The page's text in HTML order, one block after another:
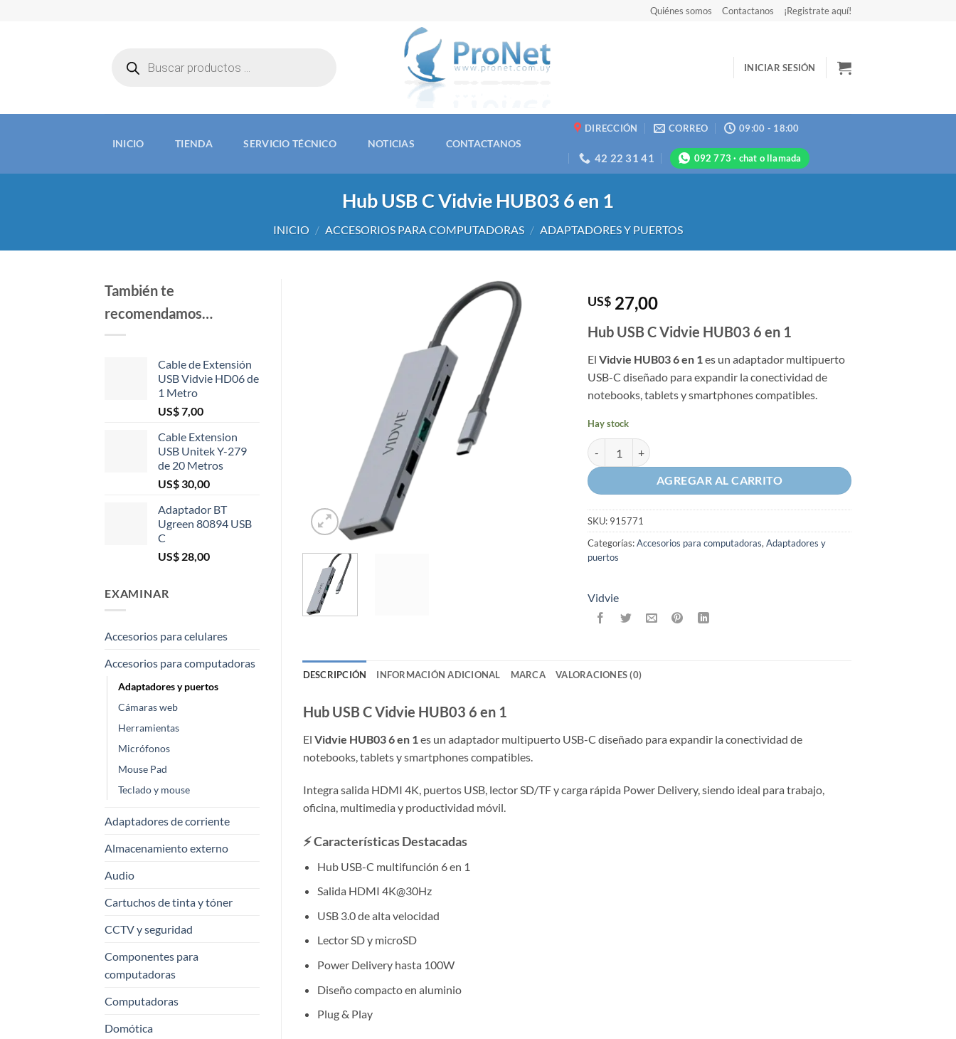
Quiénes somos Contactanos ¡Registrate aquí!
productos
INICIAR SESIÓN
INICIO TIENDA SERVICIO TÉCNICO NOTICIAS CONTACTANOS
DIRECCIÓN CORREO 09:00 - 18:00
42 22 31 41 092 773 · chat o llamada
Hub USB C Vidvie HUB03 6 en 1
INICIO / ACCESORIOS PARA COMPUTADORAS / ADAPTADORES Y PUERTOS
También te
recomendamos…
Cable de Extensión
USB Vidvie HD06 de
1 Metro
US$7,00
Cable Extension
USB Unitek Y-279
de 20 Metros
US$ 30,00
Adaptador BT
Ugreen 80894 USB
C
US$ 28,00
EXAMINAR
Accesorios para celulares
Accesorios para computadoras
Adaptadores y puertos
Cámaras web
Herramientas
Micrófonos
Mouse Pad
Teclado y mouse
Adaptadores de corriente
Almacenamiento externo
Audio
Cartuchos de tinta y tóner
CCTV y seguridad
Componentes para
computadoras
Computadoras
Domótica
US$ 27,00
Hub USB C Vidvie HUB03 6 en 1
ElVidvie HUB03 6 en 1 es un adaptador multipuerto
USB-C diseñado para expandir la conectividad de
notebooks, tablets y smartphones compatibles.
Hay stock
Hub USB C Vidvie HUB03 6 en 1 cantidad
AGREGAR AL CARRITO
SKU: 915771
Categorías:Accesorios para computadoras,Adaptadores y
puertos
Vidvie
DESCRIPCIÓN INFORMACIÓN ADICIONAL MARCA VALORACIONES (0)
Hub USB C Vidvie HUB03 6 en 1
El Vidvie HUB03 6 en 1es un adaptador multipuerto USB-C diseñado para expandir la conectividad de
notebooks, tablets y smartphones compatibles.
Integra salida HDMI 4K, puertos USB, lector SD/TF y carga rápida Power Delivery, siendo ideal para trabajo,
oficina, multimedia y productividad móvil.
⚡ Características Destacadas
Hub USB-C multifunción 6 en 1
Salida HDMI 4K@30Hz
USB 3.0 de alta velocidad
Lector SD y microSD
Power Delivery hasta 100W
Diseño compacto en aluminio
Plug & Play